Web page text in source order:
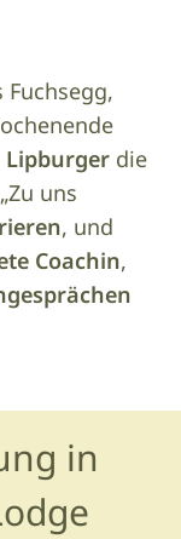
Lipburger die
uns
, und
Coachin,
in